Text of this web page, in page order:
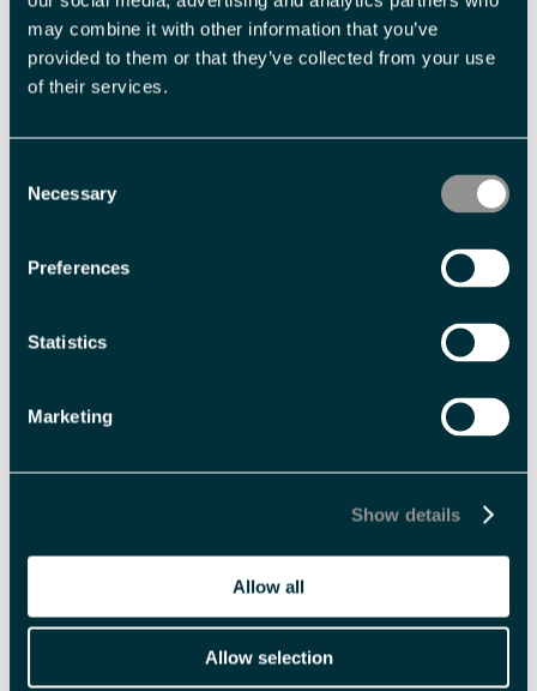
may combine it with other information that you’ve
provided to them or that they’ve collected from your use
of their services.
Selection
Necessary
Preferences
Statistics
Marketing
Show details
Allow all
Allow selection
Med forbehold om prisendringer.
Fasiliteter
Aldersgrense